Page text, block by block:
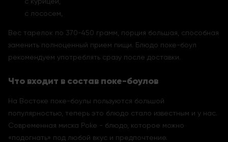
с лососем,
Вес тарелок по 370-450 грамм, порция большая, способная
заменить полноценный прием пищи. Блюдо поке-боул
рекомендуем употреблять сразу после доставки.
Что входит в состав поке-боулов
На Востоке поке-боулы пользуются большой
популярностью, теперь это блюдо стало известным и у нас.
Современная миска Poke - блюдо, которое можно
«подогнать» под любой вкус и предпочтение.